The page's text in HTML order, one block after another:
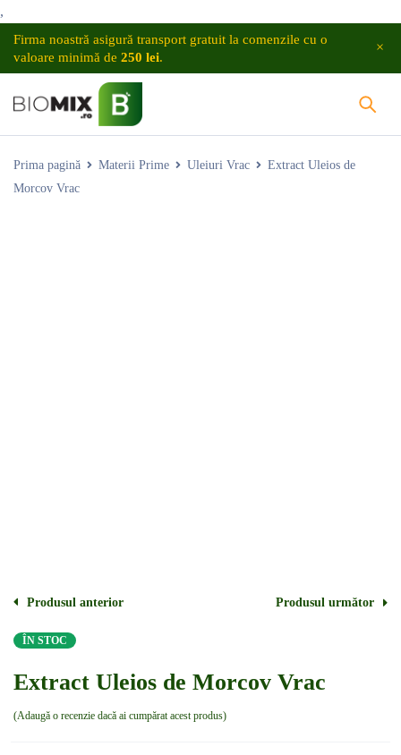
,
Firma noastră asigură transport gratuit la comenzile cu o
valoare minimă de 250 lei.
Prima pagină Materii Prime Uleiuri Vrac
Extract Uleios de
Morcov Vrac
Produsul anterior Produsul următor
ÎN STOC
Extract Uleios de Morcov Vrac
Adaugă o recenzie dacă ai cumpărat acest produs